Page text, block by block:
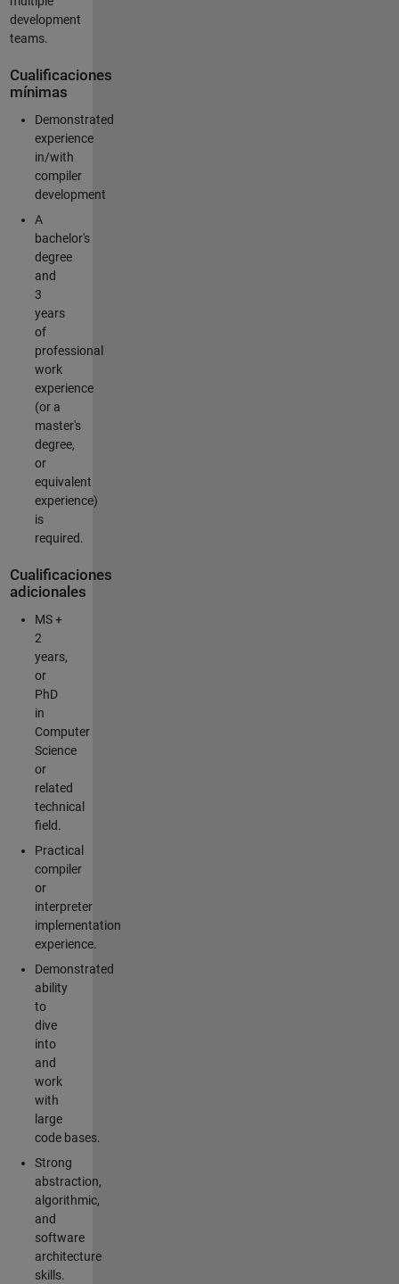
development
teams.
Cualificaciones
mínimas
Demonstrated
experience
in/with
compiler
development
A
bachelor's
degree
and
3
years
of
professional
work
experience
(or a
master's
degree,
or
equivalent
experience)
is
required.
Cualificaciones
adicionales
MS +
2
years,
or
PhD
in
Computer
Science
or
related
technical
field.
Practical
compiler
or
interpreter
implementation
experience.
Demonstrated
ability
to
dive
into
and
work
with
large
code bases.
Strong
abstraction,
algorithmic,
and
software
architecture
skills.